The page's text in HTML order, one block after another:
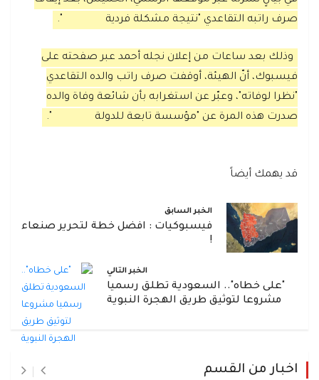
صرف راتبه التقاعدي "نتيجة مشكلة فردية
".
وذلك بعد ساعات من إعلان نجله أحمد عبر صفحته على
فيسبوك، أنّ الهيئة، أوقفت صرف راتب والده التقاعدي
"نظرا لوفاته"، وعبّر عن استغرابه بأن شائعة وفاة والده
صدرت هذه المرة عن "مؤسسة تابعة للدولة
".
قد يهمك أيضاً
الخبر السابق
فيسبوكيات : افضل خطة لتحرير صنعاء
!
الخبر التالي
"على خطاه".. السعودية تطلق رسميا
مشروعا لتوثيق طريق الهجرة النبوية
اخبار من القسم